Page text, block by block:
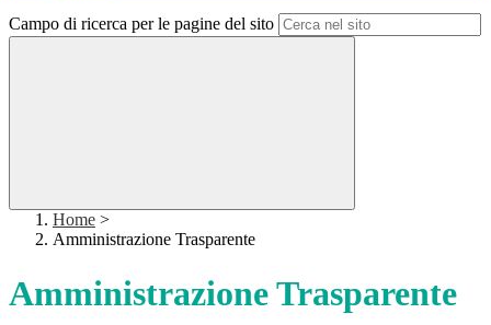
Campo di ricerca per le pagine del sito
Home >
Amministrazione Trasparente
Amministrazione Trasparente